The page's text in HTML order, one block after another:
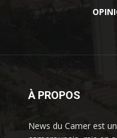
À PROPOS
News du Camer est